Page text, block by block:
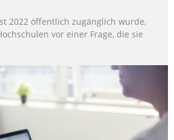
2022 öffentlich zugänglich wurde,
vor einer Frage, die sie